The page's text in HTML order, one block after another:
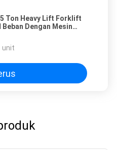
Ton Heavy Lift Forklift
Beban Dengan Mesin
unit